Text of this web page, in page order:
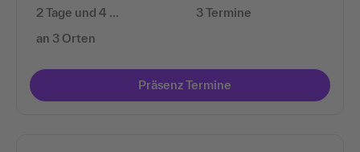
2 Tage und 4 …
an 3 Orten
3 Termine
Präsenz Termine